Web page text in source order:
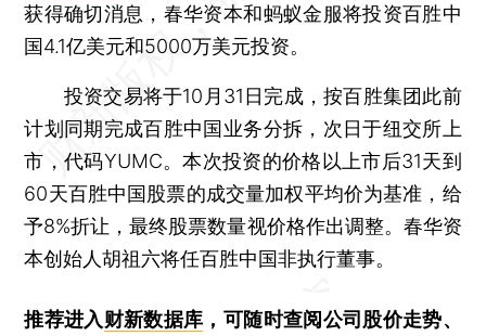
获得确切消息，春华资本和蚂蚁金服将投资百胜中
国4.1亿美元和5000万美元投资。
投资交易将于10月31日完成，按百胜集团此前
计划同期完成百胜中国业务分拆，次日于纽交所上
市，代码YUMC。本次投资的价格以上市后31天到
60天百胜中国股票的成交量加权平均价为基准，给
予8%折让，最终股票数量视价格作出调整。春华资
本创始人胡祖六将任百胜中国非执行董事。
推荐进入财新数据库 ，可随时查阅公司股价走势、